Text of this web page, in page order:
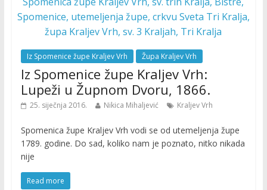
Iz Spomenice župe Kraljev Vrh Župa Kraljev Vrh
Iz Spomenice župe Kraljev Vrh:
Lupeži u Župnom Dvoru, 1866.
25. siječnja 2016. Nikica Mihaljević Kraljev Vrh
Spomenica župe Kraljev Vrh vodi se od utemeljenja župe
1789. godine. Do sad, koliko nam je poznato, nitko nikada
nije
Read more